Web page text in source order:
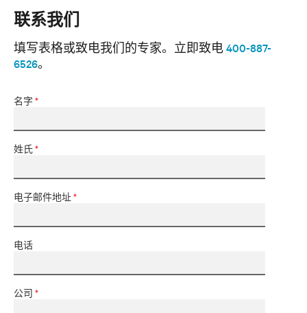
联系我们
填写表格或致电我们的专家。 立即致电400-887-
6526。
名字 *
姓氏*
电子邮件地址*
电话
公司 *